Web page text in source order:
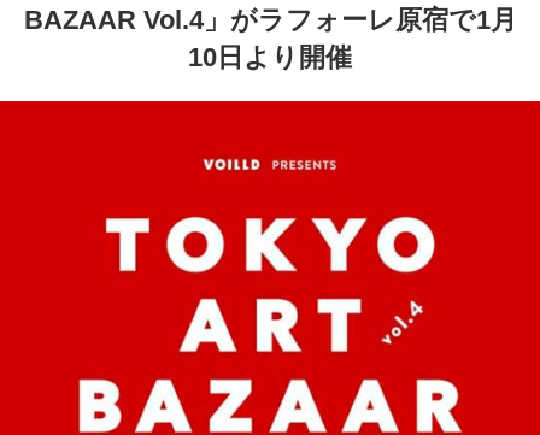
コラム
BAZAAR Vol.4」がラフォーレ原宿で1月
10日より開催